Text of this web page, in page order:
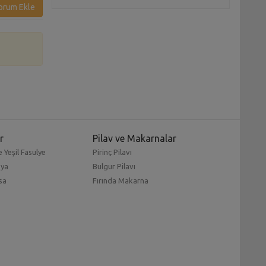
Ekle
Yeşil Fasulye
Pilav ve Makarnalar
Pirinç Pilavı
Bulgur Pilavı
Fırında Makarna